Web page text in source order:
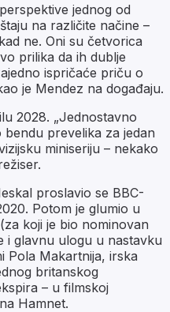
jednog od
na različite načine –
ne. Oni su četvorica
prilika da ih dublje
ispričaće priču o
je Mendez na događaju.
2028. „Jednostavno
bendu prevelika za jedan
miniseriju – nekako
proslavio se BBC-
Potom je glumio u
koji je bio nominovan
i glavnu ulogu u nastavku
Pola Makartnija, irska
britanskog
– u filmskoj
Hamnet.